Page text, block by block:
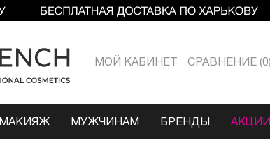
МОЙ КАБИНЕТ СРАВНЕНИЕ 0
МАКИЯЖ МУЖЧИНАМ БРЕНДЫ АКЦИИ